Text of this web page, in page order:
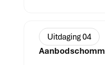
Uitdaging 04